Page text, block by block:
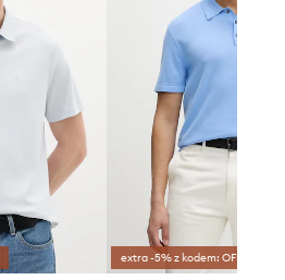
extra -5% z kodem: OFF*